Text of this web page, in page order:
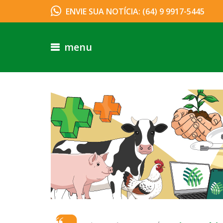
ENVIE SUA NOTÍCIA: (64) 9 9917-5445
menu